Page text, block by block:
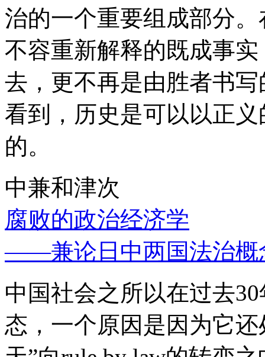
治的一个重要组成部分
不容重新解释的既成事
去，更不再是由胜者书
看到，历史是可以以正
的。
中兼和津次
腐败的政治经济学
——兼论日中两国法治概
中国社会之所以在过去
态，一个原因是因为它